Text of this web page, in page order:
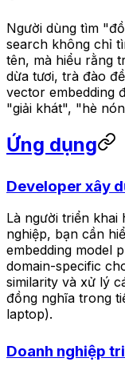
Người dùng tìm
search không chỉ
tên, mà hiểu rằng
dừa tươi, trà đào
vector embedding
"giải khát", "hè
Ứng dụng
Developer xây
Là người triển
nghiệp, bạn cần
embedding model
domain-specific
similarity và xử lý
đồng nghĩa trong
laptop).
Doanh nghiệp